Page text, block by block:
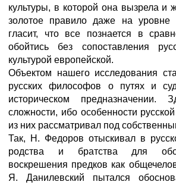
культуры, в которой она вызрела и
золотое правило даже на уровне
гласит, что все познается в
обойтись без сопоставления
культурой европейской.
Объектом нашего исследования
русских философов о путях и
историческом предназна­чении.
сложности, ибо особенности
из них рассматривал под
Так, Н. Федоров отыскивал в
родства и братства для
воскрешения предков как
Я. Данилевский пытался